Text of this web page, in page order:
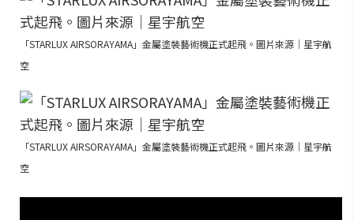
「STARLUX AIRSORAYAMA」金屬塗裝藝術機正式起飛。圖片來源｜星宇航
空
「STARLUX AIRSORAYAMA」金屬塗裝藝術機正式起飛。圖片來源｜星宇航
空